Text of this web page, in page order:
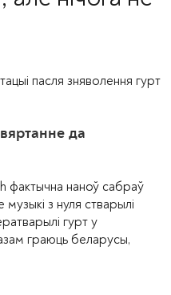
пасля зняволення гурт
да
фактычна наноў сабраў
з нуля стварылі
гурт у
граюць беларусы,